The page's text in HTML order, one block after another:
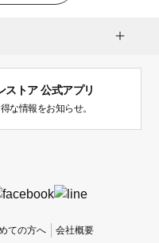
ストア 公式アプリ
な情報をお知らせ。
ての方へ 会社概要